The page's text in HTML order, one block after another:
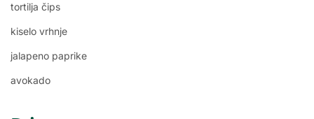
tortilja čips
kiselo vrhnje
jalapeno paprike
avokado